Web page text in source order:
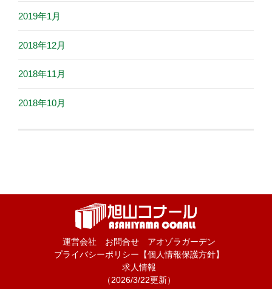
2019年1月
2018年12月
2018年11月
2018年10月
運営会社 お問合せ
アオゾラガーデン
プライバシーポリシー【個人情報保護方針】
求人情報
（2026/3/22更新）